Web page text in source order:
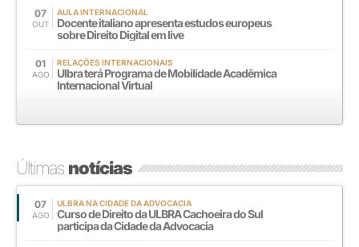
07
OUT
AULA INTERNACIONAL
Docente italiano apresenta estudos europeus
sobre Direito Digital em live
01
AGO
RELAÇÕES INTERNACIONAIS
Ulbra terá Programa de Mobilidade Acadêmica
Internacional Virtual
Últimasnotícias
07
AGO
ULBRA NA CIDADE DA ADVOCACIA
Curso de Direito da ULBRA Cachoeira do Sul
participa da Cidade da Advocacia